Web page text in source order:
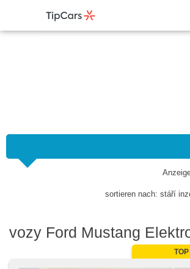
sortieren nach: stáří
vozy Ford Mustang